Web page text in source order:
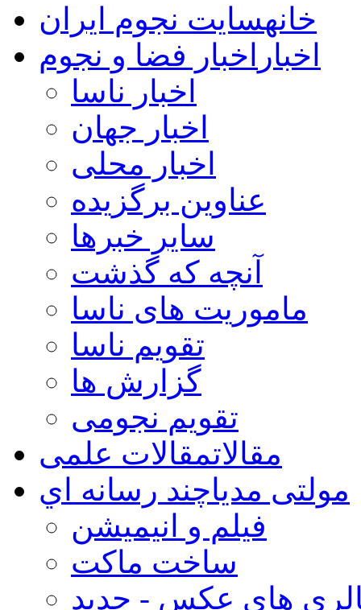
خانهسایت نجوم ایران
اخبار اخبار فضا و نجوم
اخبار ناسا
اخبار جهان
اخبار محلی
عناوین برگزیده
سایر خبرها
آنچه که گذشت
ماموریت های ناسا
تقویم ناسا
گزارش ها
تقویم نجومی
مقالاتمقالات علمی
مولتی مدیاچند رسانه اي
فیلم و انیمیشن
ساخت ماکت
های عکس - جدید